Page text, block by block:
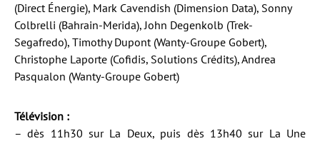
(Direct Énergie), Mark Cavendish (Dimension Data), Sonny
Colbrelli (Bahrain-Merida), John Degenkolb (Trek-
Segafredo), Timothy Dupont (Wanty-Groupe Gobert),
Christophe Laporte (Cofidis, Solutions Crédits), Andrea
Pasqualon (Wanty-Groupe Gobert)
Télévision :
– dès 11h30 sur La Deux, puis dès 13h40 sur La Une